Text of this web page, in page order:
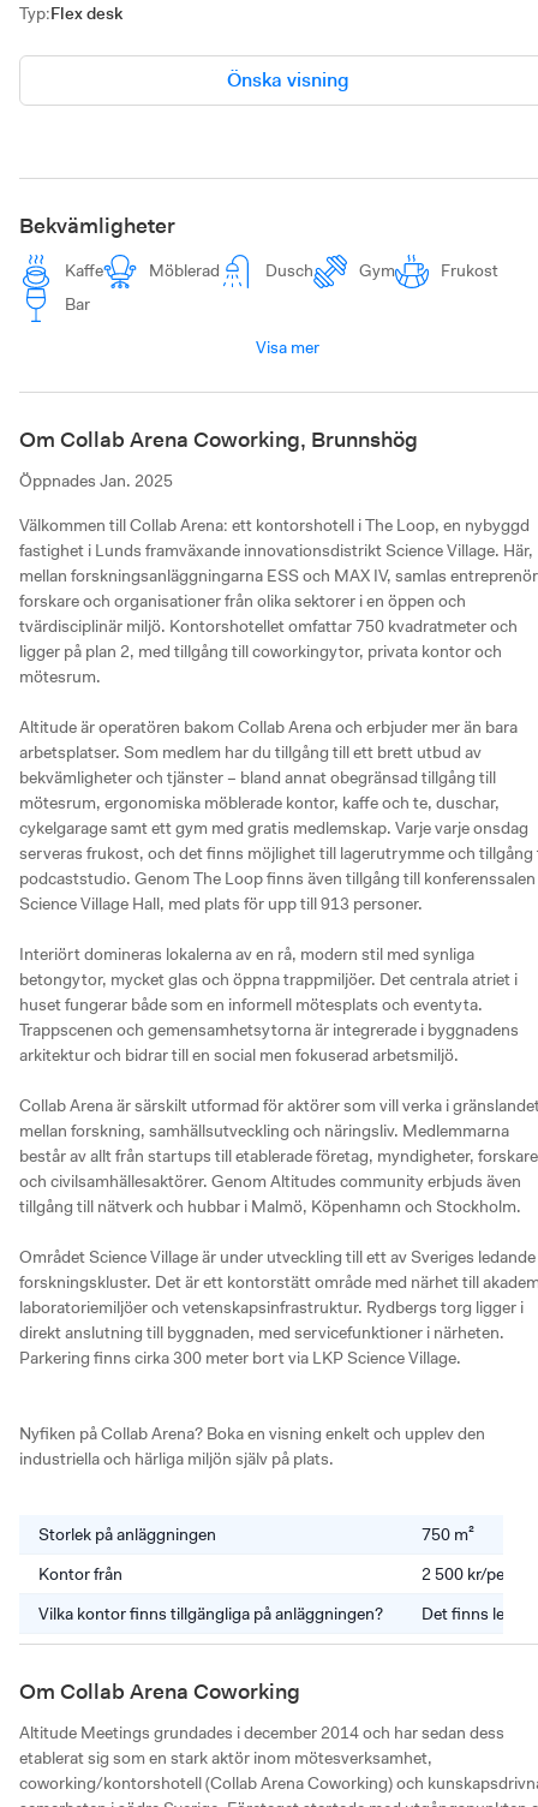
Typ:Flex desk
Önska visning
Bekvämligheter
Kaffe Möblerad Dusch Gym
Frukost
Bar
Visa mer
Om Collab Arena Coworking, Brunnshög
Öppnades Jan. 2025
Välkommen till Collab Arena: ett kontorshotell i The Loop, en nybyggd
fastighet i Lunds framväxande innovationsdistrikt Science Village. Här,
mellan forskningsanläggningarna ESS och MAX IV, samlas
forskare och organisationer från olika sektorer i en öppen och
tvärdisciplinär miljö. Kontorshotellet omfattar 750 kvadratmeter och
ligger på plan 2, med tillgång till coworkingytor, privata kontor och
mötesrum.
Altitude är operatören bakom Collab Arena och erbjuder mer än bara
arbetsplatser. Som medlem har du tillgång till ett brett utbud av
bekvämligheter och tjänster – bland annat obegränsad tillgång till
mötesrum, ergonomiska möblerade kontor, kaffe och te, duschar,
cykelgarage samt ett gym med gratis medlemskap. Varje varje onsdag
serveras frukost, och det finns möjlighet till lagerutrymme och tillgång
podcaststudio. Genom The Loop finns även tillgång till konferenssalen
Science Village Hall, med plats för upp till 913 personer.
Interiört domineras lokalerna av en rå, modern stil med synliga
betongytor, mycket glas och öppna trappmiljöer. Det centrala atriet i
huset fungerar både som en informell mötesplats och eventyta.
Trappscenen och gemensamhetsytorna är integrerade i byggnadens
arkitektur och bidrar till en social men fokuserad arbetsmiljö.
Collab Arena är särskilt utformad för aktörer som vill verka i
mellan forskning, samhällsutveckling och näringsliv. Medlemmarna
består av allt från startups till etablerade företag, myndigheter, forskare
och civilsamhällesaktörer. Genom Altitudes community erbjuds även
tillgång till nätverk och hubbar i Malmö, Köpenhamn och Stockholm.
Området Science Village är under utveckling till ett av Sveriges ledande
forskningskluster. Det är ett kontorstätt område med närhet till
laboratoriemiljöer och vetenskapsinfrastruktur. Rydbergs torg ligger i
direkt anslutning till byggnaden, med servicefunktioner i närheten.
Parkering finns cirka 300 meter bort via LKP Science Village.
Nyfiken på Collab Arena? Boka en visning enkelt och upplev den
industriella och härliga miljön själv på plats.
Storlek på anläggningen
750 m²
Kontor från
2 500 kr/
Vilka kontor finns tillgängliga på anläggningen?
Det finns
Om Collab Arena Coworking
Altitude Meetings grundades i december 2014 och har sedan dess
etablerat sig som en stark aktör inom mötesverksamhet,
coworking/kontorshotell (Collab Arena Coworking) och